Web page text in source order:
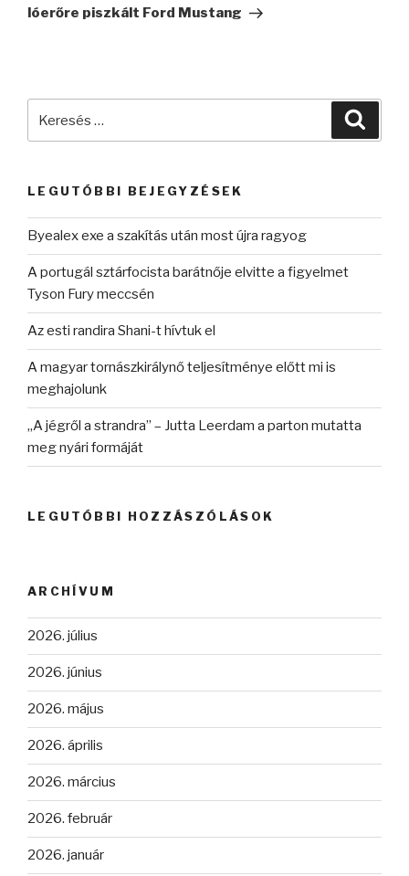
lóerőre piszkált Ford Mustang
LEGUTÓBBI BEJEGYZÉSEK
Byealex exe a szakítás után most újra ragyog
A portugál sztárfocista barátnője elvitte a figyelmet
Tyson Fury meccsén
Az esti randira Shani-t hívtuk el
A magyar tornászkirálynő teljesítménye előtt mi is
meghajolunk
„A jégről a strandra” – Jutta Leerdam a parton mutatta
meg nyári formáját
LEGUTÓBBI HOZZÁSZÓLÁSOK
ARCHÍVUM
2026. július
2026. június
2026. május
2026. április
2026. március
2026. február
2026. január